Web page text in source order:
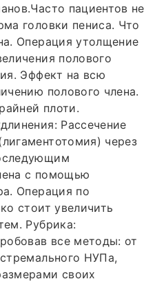
пациентов не
головки пениса. Что
Операция утолщение
полового
Эффект на всю
полового члена.
плоти.
Рассечение
через
с помощью
Операция по
стоит увеличить
Рубрика:
все методы: от
НУПа,
своих